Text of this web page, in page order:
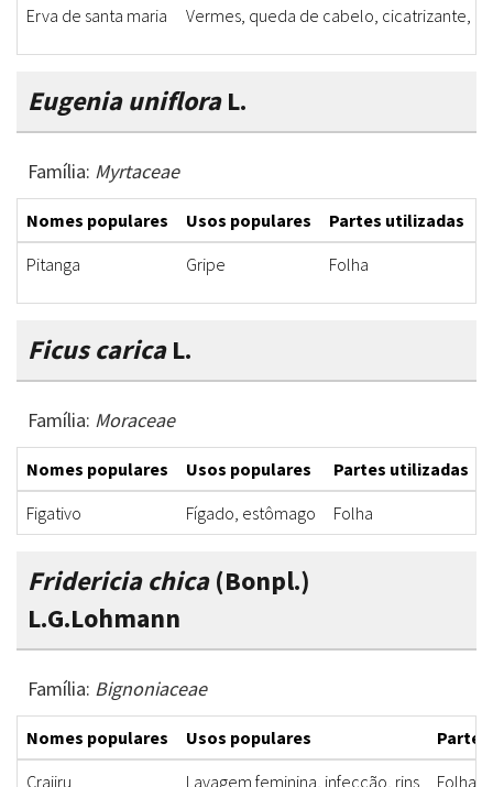
Erva de santa maria
Vermes, queda de cabelo, cicatrizante,
Eugenia unifloraL.
Família: Myrtaceae
Nomes populares Usos populares Partes utilizadas
Pitanga
Gripe Folha
Ficus caricaL.
Família: Moraceae
Nomes populares Usos populares Partes utilizadas
Figativo
Fígado, estômago Folha
Fridericia chica(Bonpl.)
L.G.Lohmann
Família: Bignoniaceae
Nomes populares Usos populares
Crajiru
Lavagem feminina, infecção, rins Folha